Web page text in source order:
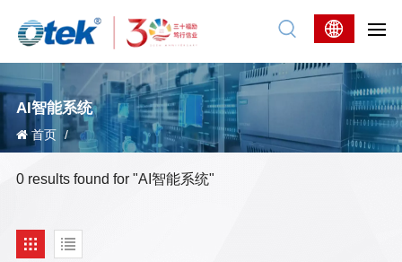
AI智能系统
首页 /
0 results found for "AI智能系统"